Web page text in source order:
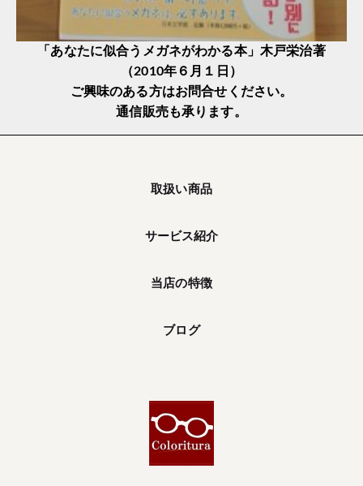
「あなたに似合うメガネがわかる本」木戸栄治著
（2010年６月１日）
ご興味のある方はお問合せください。
通信販売も承ります。
取扱い商品
サービス紹介
当店の特徴
ブログ